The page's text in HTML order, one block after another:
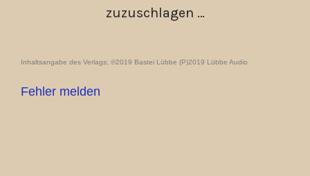
zuzuschlagen …
Inhaltsangabe des Verlags; ©2019 Bastei Lübbe (P)2019 Lübbe Audio
Fehler melden